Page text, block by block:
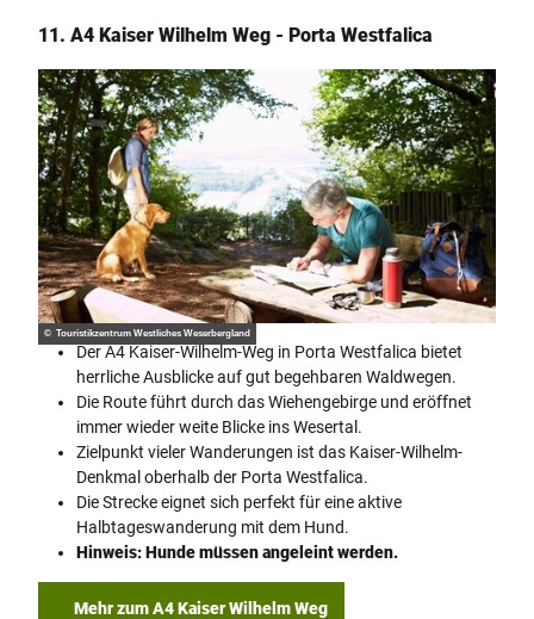
11. A4 Kaiser Wilhelm Weg - Porta Westfalica
© Touristikzentrum Westliches Weserbergland
Der A4 Kaiser-Wilhelm-Weg in Porta Westfalica bietet
herrliche Ausblicke auf gut begehbaren Waldwegen.
Die Route führt durch das Wiehengebirge und eröffnet
immer wieder weite Blicke ins Wesertal.
Zielpunkt vieler Wanderungen ist das Kaiser-Wilhelm-
Denkmal oberhalb der Porta Westfalica.
Die Strecke eignet sich perfekt für eine aktive
Halbtageswanderung mit dem Hund.
Hinweis: Hunde müssen angeleint werden.
Mehr zum A4 Kaiser Wilhelm Weg